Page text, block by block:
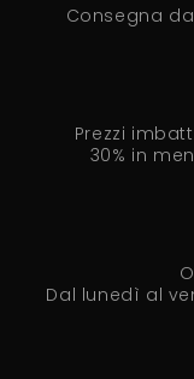
Consegna
Prezzi
30% in
Dal lunedì al